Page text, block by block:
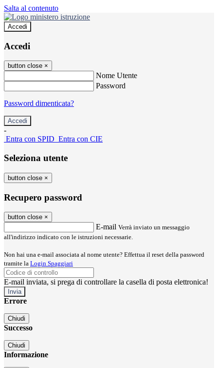
Salta al contenuto
Accedi
Accedi
button close ×
Nome Utente
Password
Password dimenticata?
-
Entra con SPID Entra con CIE
Seleziona utente
button close ×
Recupero password
button close ×
E-mail Verrà inviato un messaggio
all'indirizzo indicato con le istruzioni necessarie.
Non hai una e-mail associata al nome utente? Effettua il reset della password
tramite la Login Spaggiari
E-mail inviata, si prega di controllare la casella di posta elettronica!
Errore
Chiudi
Successo
Chiudi
Informazione